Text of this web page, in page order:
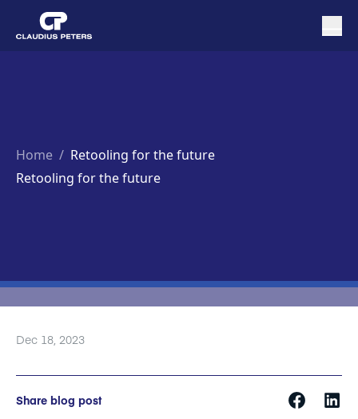
Home / Retooling for the future
Retooling for the future
Dec 18, 2023
Share blog post